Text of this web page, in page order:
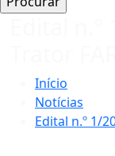
Início
Notícias
Edital n.º 1/